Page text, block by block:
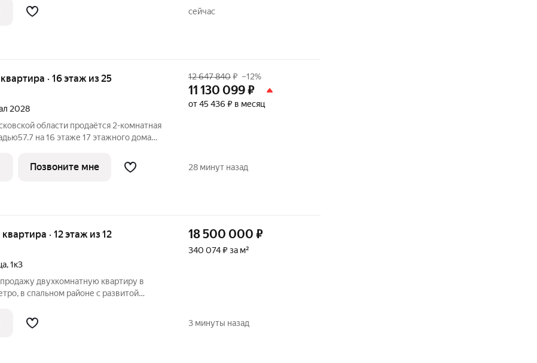
заехать сразу после оформления
сейчас
· 16 этаж из 25
2028
области продаётся 2-комнатная
на 16 этаже 17 этажного дома
на автомобиле до станции метро
12 647 840₽ –12%
11 130 099₽
от 45 436 ₽ в месяц
Позвоните мне 28 минут назад
· 12 этаж из 12
,1к3
двухкомнатную квартиру в
в спальном районе с развитой
просторная кухня 9,2 м2, хороший
18 500 000 ₽
340 074 ₽ за м²
3 минуты назад